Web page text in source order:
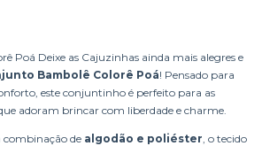
Poá Deixe as Cajuzinhas ainda mais alegres e
Bambolê Colorê Poá! Pensado para
este conjuntinho é perfeito para as
adoram brincar com liberdade e charme.
combinação de algodão e poliéster, o tecido